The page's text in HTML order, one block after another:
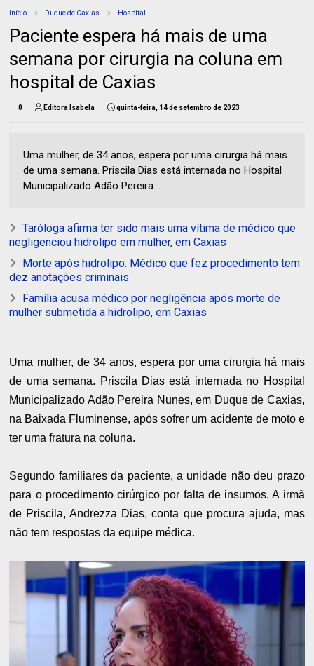
Início Duque de Caxias Hospital
Paciente espera há mais de uma
semana por cirurgia na coluna em
hospital de Caxias
0 Editora Isabela quinta-feira, 14 de setembro de 2023
Uma mulher, de 34 anos, espera por uma cirurgia há mais
de uma semana. Priscila Dias está internada no Hospital
Municipalizado Adão Pereira ...
Taróloga afirma ter sido mais uma vítima de médico que
negligenciou hidrolipo em mulher, em Caxias
Morte após hidrolipo: Médico que fez procedimento tem
dez anotações criminais
Família acusa médico por negligência após morte de
mulher submetida a hidrolipo, em Caxias
Uma mulher, de 34 anos, espera por uma cirurgia há mais
de uma semana. Priscila Dias está internada no Hospital
Municipalizado Adão Pereira Nunes, em Duque de Caxias,
na Baixada Fluminense, após sofrer um acidente de moto e
ter uma fratura na coluna.
Segundo familiares da paciente, a unidade não deu prazo
para o procedimento cirúrgico por falta de insumos. A irmã
de Priscila, Andrezza Dias, conta que procura ajuda, mas
não tem respostas da equipe médica.